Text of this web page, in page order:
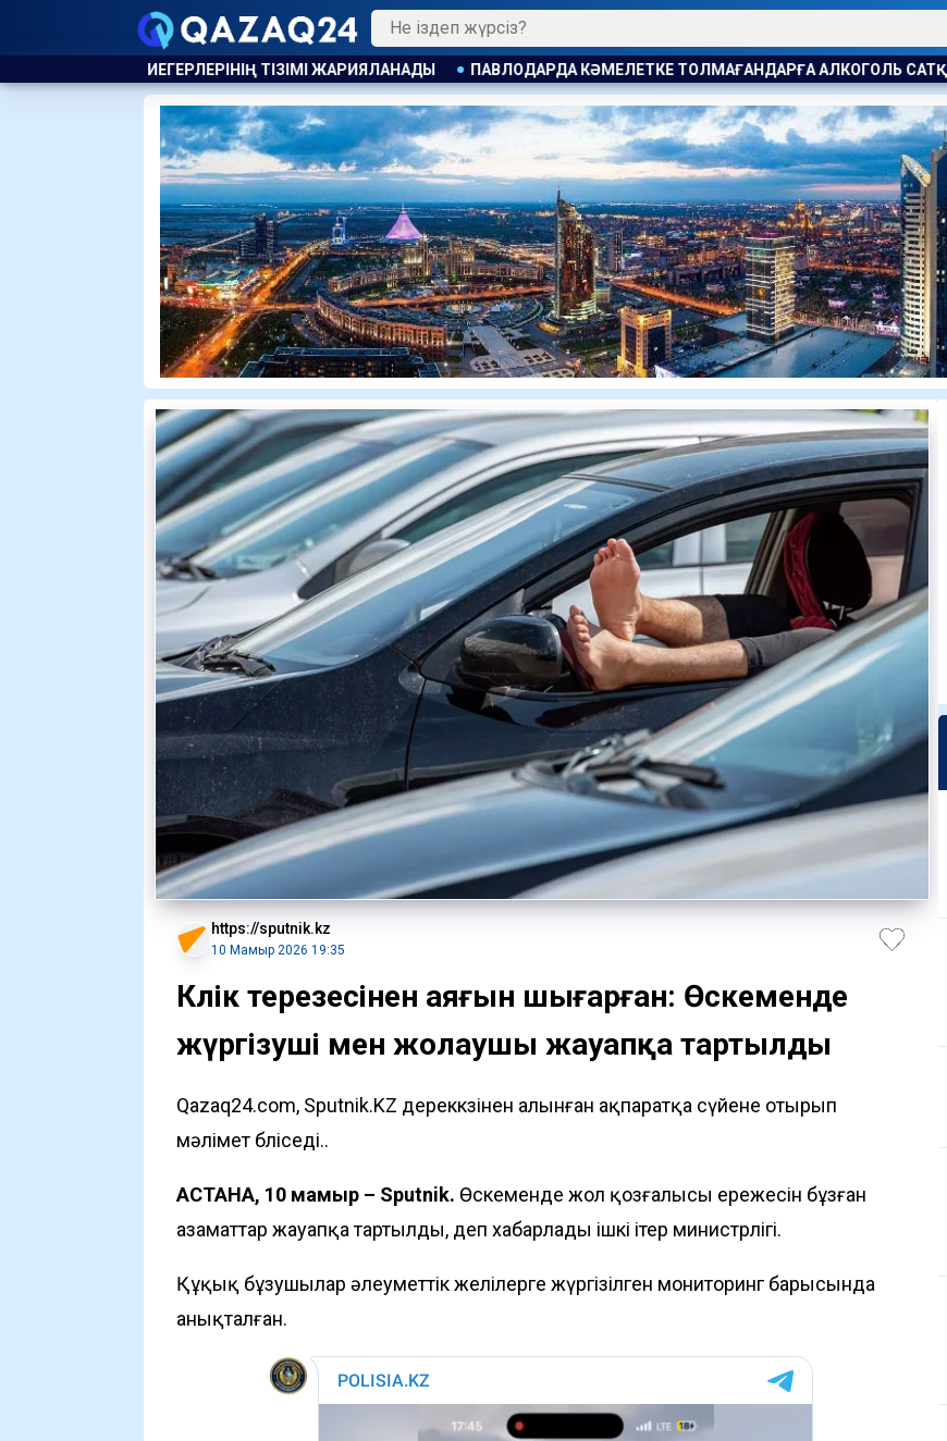
ТІЗІМІ ЖАРИЯЛАНАДЫ ПАВЛОДАРДА КӘМЕЛЕТКЕ ТОЛМАҒАНДАРҒА АЛКОГОЛЬ САТҚАНДАР ЖАУАПҚА ТАРТЫЛДЫ
https://sputnik.kz
10 Мамыр 2026 19:35
Көлік терезесінен аяғын шығарған: Өскеменде
жүргізуші мен жолаушы жауапқа тартылды
Qazaq24.com, Sputnik.KZ дереккөзінен алынған ақпаратқа сүйене отырып
мәлімет бөліседі..
АСТАНА, 10 мамыр – Sputnik. Өскеменде жол қозғалысы ережесін бұзған
азаматтар жауапқа тартылды, деп хабарлады ішкі ітер министрлігі.
Құқық бұзушылар әлеуметтік желілерге жүргізілген мониторинг барысында
анықталған.